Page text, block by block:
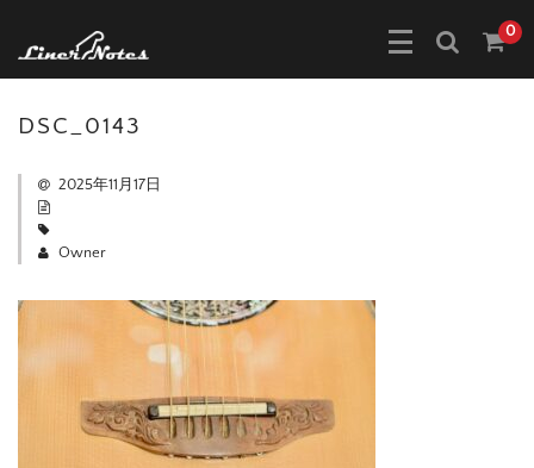
0
DSC_0143
2025年11月17日
Owner